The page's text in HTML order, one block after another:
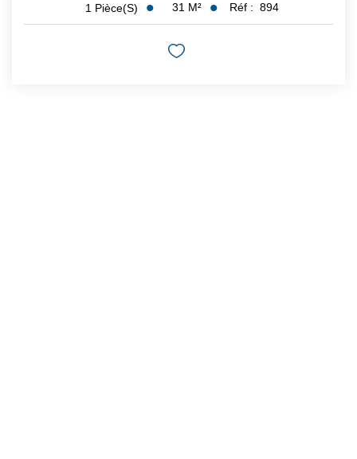
1 Pièce(s) 31 M² Réf : 894